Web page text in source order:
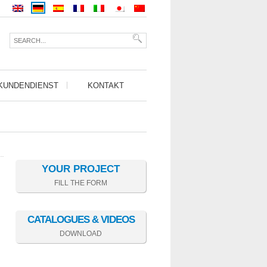
KONTAKT
YOUR PROJECT
FILL THE FORM
CATALOGUES & VIDEOS
DOWNLOAD